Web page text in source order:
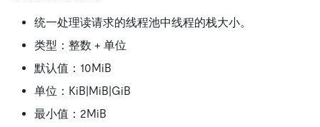
统一处理读请求的线程池中线程的栈大小。
类型：整数 + 单位
默认值：10MiB
单位：KiB|MiB|GiB
最小值：2MiB